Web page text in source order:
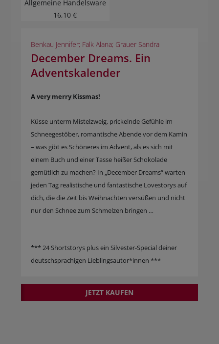
Allgemeine Handelsware
16,10 €
Benkau Jennifer; Falk Alana; Grauer Sandra
December Dreams. Ein
Adventskalender
A very merry Kissmas!
Küsse unterm Mistelzweig, prickelnde Gefühle im
Schneegestöber, romantische Abende vor dem Kamin
– was gibt es Schöneres im Advent, als es sich mit
einem Buch und einer Tasse heißer Schokolade
gemütlich zu machen? In „December Dreams“ warten
jeden Tag realistische und fantastische Lovestorys auf
dich, die die Zeit bis Weihnachten versüßen und nicht
nur den Schnee zum Schmelzen bringen …
*** 24 Shortstorys plus ein Silvester-Special deiner
deutschsprachigen Lieblingsautor*innen ***
JETZT KAUFEN